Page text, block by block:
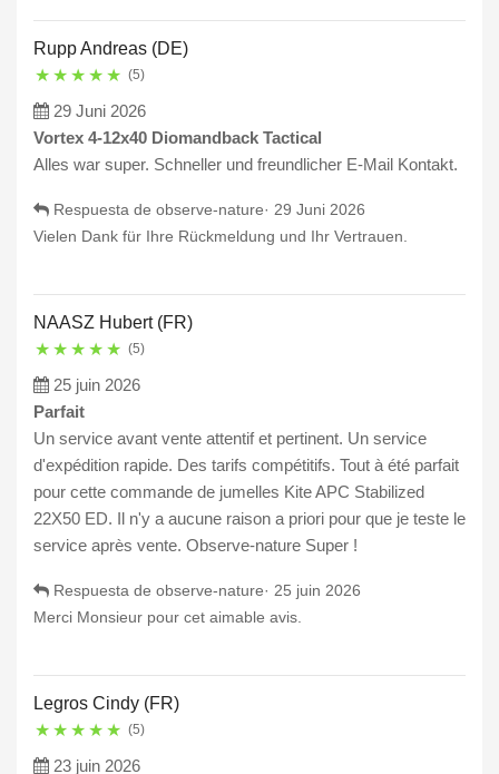
Rupp Andreas (DE)
★ ★ ★ ★ ★ (5)
29 Juni 2026
Vortex 4-12x40 Diomandback Tactical
Alles war super. Schneller und freundlicher E-Mail Kontakt.
Respuesta de observe-nature· 29 Juni 2026
Vielen Dank für Ihre Rückmeldung und Ihr Vertrauen.
NAASZ Hubert (FR)
★ ★ ★ ★ ★ (5)
25 juin 2026
Parfait
Un service avant vente attentif et pertinent. Un service
d'expédition rapide. Des tarifs compétitifs. Tout à été parfait
pour cette commande de jumelles Kite APC Stabilized
22X50 ED. Il n'y a aucune raison a priori pour que je teste le
service après vente. Observe-nature Super !
Respuesta de observe-nature· 25 juin 2026
Merci Monsieur pour cet aimable avis.
Legros Cindy (FR)
★ ★ ★ ★ ★ (5)
23 juin 2026